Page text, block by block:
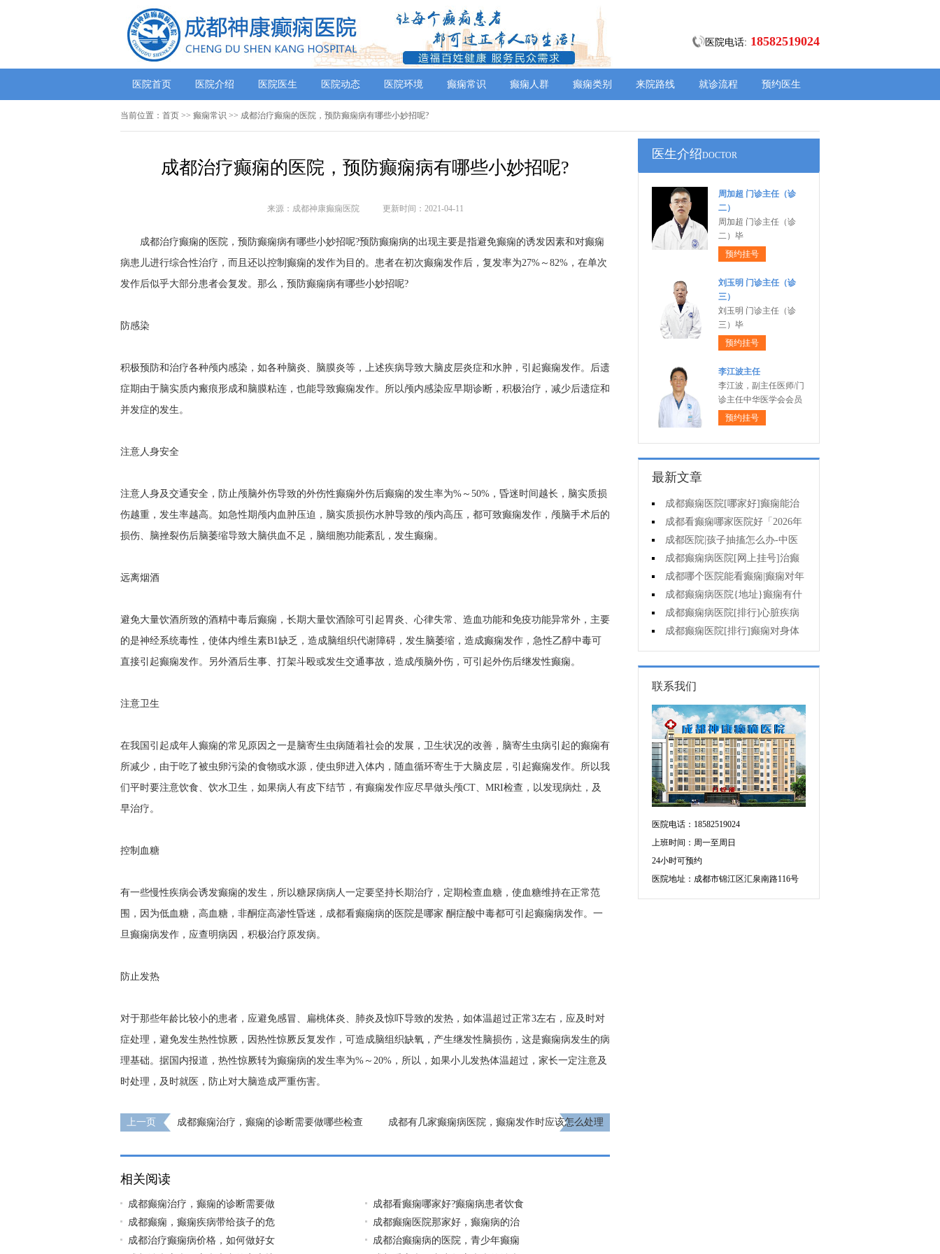
医院电话: 18582519024
医院首页 医院介绍 医院医生 医院动态 医院环境 癫痫常识 癫痫人群 癫痫类别 来院路线 就诊流程 预约医生
当前位置： 首页 >> 癫痫常识 >> 成都治疗癫痫的医院，预防癫痫病有哪些小妙招呢?
成都治疗癫痫的医院，预防癫痫病有哪些小妙招呢?
来源：成都神康癫痫医院 更新时间：2021-04-11
成都治疗癫痫的医院，预防癫痫病有哪些小妙招呢?预防癫痫病的出现主要是指避免癫痫的诱发因素和对癫痫
病患儿进行综合性治疗，而且还以控制癫痫的发作为目的。患者在初次癫痫发作后，复发率为27%～82%，在单次
发作后似乎大部分患者会复发。那么，预防癫痫病有哪些小妙招呢?
防感染
积极预防和治疗各种颅内感染，如各种脑炎、脑膜炎等，上述疾病导致大脑皮层炎症和水肿，引起癫痫发作。后遗
症期由于脑实质内瘢痕形成和脑膜粘连，也能导致癫痫发作。所以颅内感染应早期诊断，积极治疗，减少后遗症和
并发症的发生。
注意人身安全
注意人身及交通安全，防止颅脑外伤导致的外伤性癫痫外伤后癫痫的发生率为%～50%，昏迷时间越长，脑实质损
伤越重，发生率越高。如急性期颅内血肿压迫，脑实质损伤水肿导致的颅内高压，都可致癫痫发作，颅脑手术后的
损伤、脑挫裂伤后脑萎缩导致大脑供血不足，脑细胞功能紊乱，发生癫痫。
远离烟酒
避免大量饮酒所致的酒精中毒后癫痫，长期大量饮酒除可引起胃炎、心律失常、造血功能和免疫功能异常外，主要
的是神经系统毒性，使体内维生素B1缺乏，造成脑组织代谢障碍，发生脑萎缩，造成癫痫发作，急性乙醇中毒可
直接引起癫痫发作。另外酒后生事、打架斗殴或发生交通事故，造成颅脑外伤，可引起外伤后继发性癫痫。
注意卫生
在我国引起成年人癫痫的常见原因之一是脑寄生虫病随着社会的发展，卫生状况的改善，脑寄生虫病引起的癫痫有
所减少，由于吃了被虫卵污染的食物或水源，使虫卵进入体内，随血循环寄生于大脑皮层，引起癫痫发作。所以我
们平时要注意饮食、饮水卫生，如果病人有皮下结节，有癫痫发作应尽早做头颅CT、MRI检查，以发现病灶，及
早治疗。
控制血糖
有一些慢性疾病会诱发癫痫的发生，所以糖尿病病人一定要坚持长期治疗，定期检查血糖，使血糖维持在正常范
围，因为低血糖，高血糖，非酮症高渗性昏迷， 成都看癫痫病的医院是哪家 酮症酸中毒都可引起癫痫病发作。一
旦癫痫病发作，应查明病因，积极治疗原发病。
防止发热
对于那些年龄比较小的患者，应避免感冒、扁桃体炎、肺炎及惊吓导致的发热，如体温超过正常3左右，应及时对
症处理，避免发生热性惊厥，因热性惊厥反复发作，可造成脑组织缺氧，产生继发性脑损伤，这是癫痫病发生的病
理基础。据国内报道，热性惊厥转为癫痫病的发生率为%～20%，所以，如果小儿发热体温超过，家长一定注意及
时处理，及时就医，防止对大脑造成严重伤害。
上一页
成都癫痫治疗，癫痫的诊断需要做哪些检查
成都有几家癫痫病医院，癫痫发作时应该怎么处理
相关阅读
成都癫痫治疗，癫痫的诊断需要做
成都看癫痫哪家好?癫痫病患者饮食
成都癫痫，癫痫疾病带给孩子的危
成都癫痫医院那家好，癫痫病的治
成都治疗癫痫病价格，如何做好女
成都治癫痫病的医院，青少年癫痫
医生介绍DOCTOR
周加超 门诊主任（诊
二）
周加超 门诊主任（诊
二）毕
预约挂号
刘玉明 门诊主任（诊
三）
刘玉明 门诊主任（诊
三）毕
预约挂号
李江波主任
李江波，副主任医师/门
诊主任中华医学会会员
预约挂号
最新文章
成都癫痫医院[哪家好]癫痫能治
疗好吗?
成都看癫痫哪家医院好「2026年
度公布」癫痫病人的食谱应该怎么
安排?
成都医院|孩子抽搐怎么办-中医
治疗抽搐偏方是什么?
成都癫痫病医院[网上挂号]治癫
痫要了解哪些常识问题?
成都哪个医院能看癫痫|癫痫对年
轻人危害有多大?
成都癫痫病医院{地址}癫痫有什
么共患病呢?
成都癫痫病医院[排行]心脏疾病
会导致癫痫吗?
成都癫痫医院[排行]癫痫对身体
会有影响吗?
联系我们
医院电话：18582519024
上班时间：周一至周日
24小时可预约
医院地址：成都市锦江区汇泉南路116号